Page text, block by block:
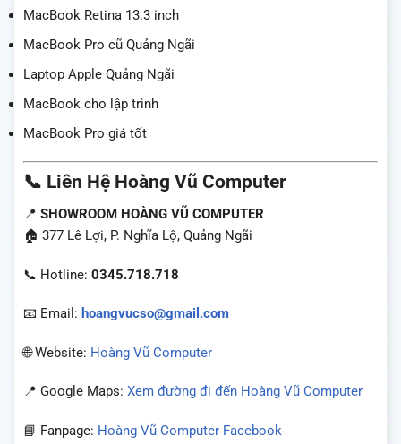
MacBook Retina 13.3 inch
MacBook Pro cũ Quảng Ngãi
Laptop Apple Quảng Ngãi
MacBook cho lập trình
MacBook Pro giá tốt
📞 Liên Hệ Hoàng Vũ Computer
📍 SHOWROOM HOÀNG VŨ COMPUTER
🏠 377 Lê Lợi, P. Nghĩa Lộ, Quảng Ngãi
📞 Hotline: 0345.718.718
📧 Email: hoangvucso@gmail.com
🌐 Website: Hoàng Vũ Computer
📍 Google Maps: Xem đường đi đến Hoàng Vũ Computer
📘 Fanpage: Hoàng Vũ Computer Facebook